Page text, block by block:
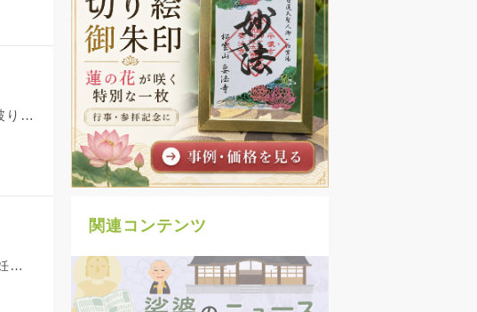
はじめまして。 流産してしまった赤ちゃんの水子供養のお札を自分の手でビリビリに破りさいてしまいました。 自分が悪いので、お寺に持参し事情を説明するべきなのだと思いますが、精神的にとてもしんどく、こちらにご相談させていただきました。 赤ちゃんのお札の件は、水子の御守りと一緒に、実家に帰省する際にも、持参するなど、とても大切にしていました。 でも今日、お札の裏に元夫の名前が記されてることに気づき、元夫に対する憎しみがふつふつと込み上げてきました。 毎日、流産や元夫の裏切り、離婚等が原因で、精神的に安定していない日々なのですが、弁護士を通して離婚しているため元夫に直接やりとりすることもなく、怒りをぶつける手段が全くないため、自分で納得させ現実を受け止めるしかない状況です。 離婚以降、パニックになった時、物に当たってもしかたないのに、物に当たってしまう傾向があります。 物どころか、大切な赤ちゃんのお札に、元夫の名前が書かれているというだけで、そのお札をビリビリに破ってしまったんです。中からお地蔵さんと寄り添う赤ちゃんの絵が出てきて、私は自分の赤ちゃんを破ってしまったと後悔しています。 怒りや苦しみを抑えきれなくなって、どうしようもなくなった感情を物に当たったり、ましてや、一番大切な物にまで手を出して、精神的に未熟すぎて、そんな自分にも嫌気がさしています。 赤ちゃんと水子供養のお地蔵様にも謝罪の気持ちを持って、お寺に返した方が良い物でしょうか…11月に永代供養の予定です。 そのお寺には月1度拝みに行ってるのですが、特に顔を合わせたらお話しすることもないので、何も事情を説明しておらず、 このビリビリになったお札を見られることが申し訳ないですし、自分も恥ずかしく思ってしまいます。 郵送でお願いできる遠隔の供養も考えたのですが、ほかにどういう方法があるかご教示いただけますでしょうか。 やはり素直に自分がしてしまったことをお話しして、お寺さんでお焚き上げしてもらうのが一番でしょうか… 恥ずかしい相談をしてしまい、申し訳ございません。。
結婚4年目でようやく子どもを授かれたと思い、産婦人科へ通っていた矢先に、子宮外妊娠と診断され、昨日卵管摘出の緊急手術を行いました。 子宮内に胎嚢が確認出来なかった時から、ある程度は覚悟していたのですが、まだ心拍のあった赤ちゃんを産んであげられなかったことがとても辛いです。 産婦人科、という場所もあり、赤ちゃんの声が聞こえる度に、あまりよろしくない感情にもなります。 私の身体のせいで産んであげられなかったこと、きちんと育てられなかったことが どうしようもなく申し訳ないです。 このご時世、夫と面会することもできず、誰にもこの気持ちを打ち明けることが出来ません。 本当に待望の妊娠でしたので、不甲斐なさや無力感でいっぱいです。 せめてもの産んであげられなかった赤ちゃんへ供養をしてあげたいのですが、金銭的にも余裕がなく、大々的には出来ません。 ほんの気持ちで、入院中今からでも出来ることがありましたら、毎日したいと思っています。 何か出来ることはありますでしょうか？
関連コンテンツ